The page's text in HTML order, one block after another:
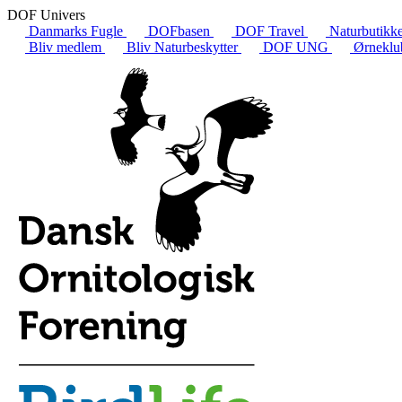
DOF Univers
Danmarks Fugle
DOFbasen DOF Travel
Bliv medlem
Bliv Naturbeskytter DOF UNG